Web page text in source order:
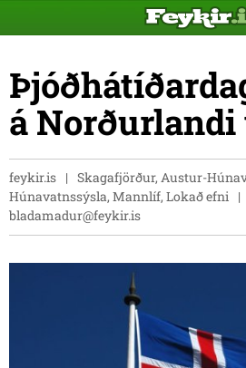
á Norðurlandi
feykir.is
Skagafjörður, Austur-
Húnavatnssýsla, Mannlíf, Lokað efni
bladamadur@feykir.is